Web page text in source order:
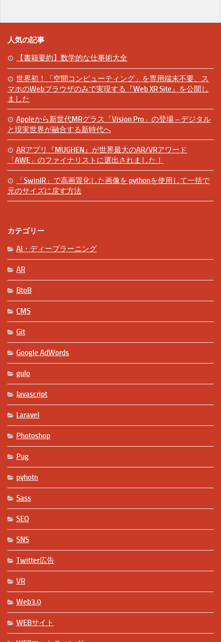
人気の記事
【書籍要約】数学的な仕事術大全
世界初！「空間コンピューティング」を専用端末不要、ス
マホのWebブラウザのみで実現する『Web XR Site』を公開し
ました
Appleから新世代MRグラス「Vision Pro」の登場 – デジタル
と現実世界が融合する新時代へ
ARアプリ『MUGHEN』が世界最大のAR/VRアワード
「AWE」のファイナリストに選出されました！
「SwinIR」で高画質化した画像を pythonを使用して一括で
元のサイズに戻す方法
カテゴリー
AI・ディープラーニング
AR
BtoB
CMS
Git
Google AdWords
gulp
Javascript
Laravel
Photoshop
Pug
pyhotn
Sass
SEO
SNS
Twitter広告
VR
Web3.0
WEBサイト